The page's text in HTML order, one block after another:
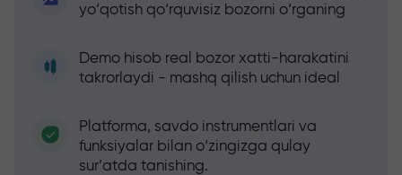
yo‘qotish qo‘rquvisiz bozorni o‘rganing
Demo hisob real bozor xatti-harakatini
takrorlaydi - mashq qilish uchun ideal
Platforma, savdo instrumentlari va
funksiyalar bilan o‘zingizga qulay
sur’atda tanishing.